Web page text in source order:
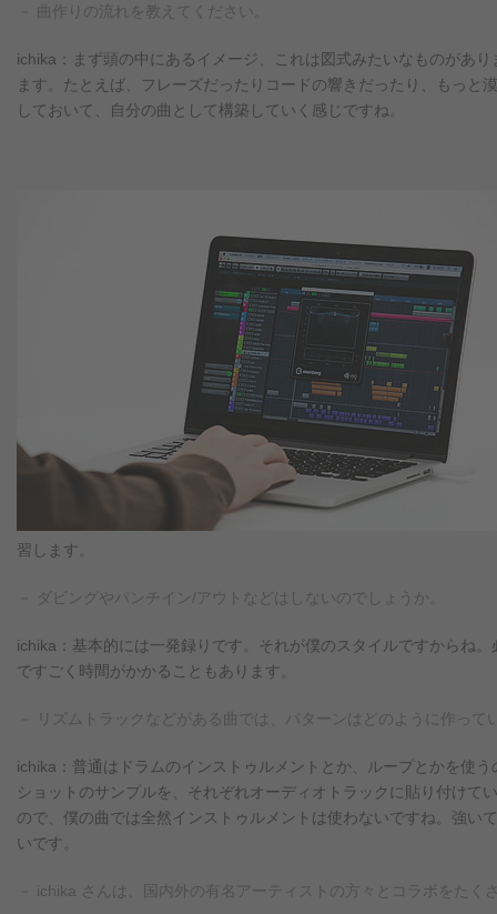
－ 曲作りの流れを教えてください。
ichika：まず頭の中にあるイメージ、これは図式みたいなものがあ
ます。たとえば、フレーズだったりコードの響きだったり、もっ
しておいて、自分の曲として構築していく感じですね。
習します。
－ ダビングやパンチイン/アウトなどはしないのでしょうか。
ichika：基本的には一発録りです。それが僕のスタイルですからね
ですごく時間がかかることもあります。
－ リズムトラックなどがある曲では、パターンはどのように作って
ichika：普通はドラムのインストゥルメントとか、ループとかを使
ショットのサンプルを、それぞれオーディオトラックに貼り付け
ので、僕の曲では全然インストゥルメントは使わないですね。強
いです。
－ ichika さんは、国内外の有名アーティストの方々とコラボをた